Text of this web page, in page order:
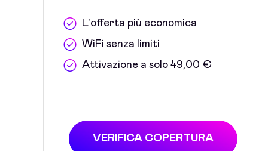
L'offerta più economica
WiFi senza limiti
Attivazione a solo 49,00 €
VERIFICA COPERTURA